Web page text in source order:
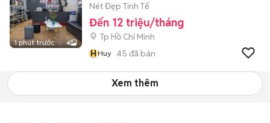
1 phút trước 4
Nét Đẹp Tinh Tế
Đến 12 triệu/tháng
Tp Hồ Chí Minh
HHuy 45 đã bán
Xem thêm